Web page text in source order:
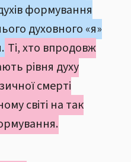
формування
духовного «я»
Ті, хто впродовж
рівня духу
смерті
світі на так